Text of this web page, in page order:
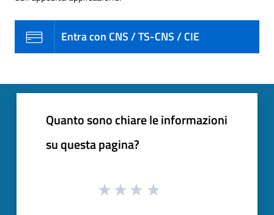
Entra con CNS / TS-CNS / CIE
Quanto sono chiare le informazioni
su questa pagina?